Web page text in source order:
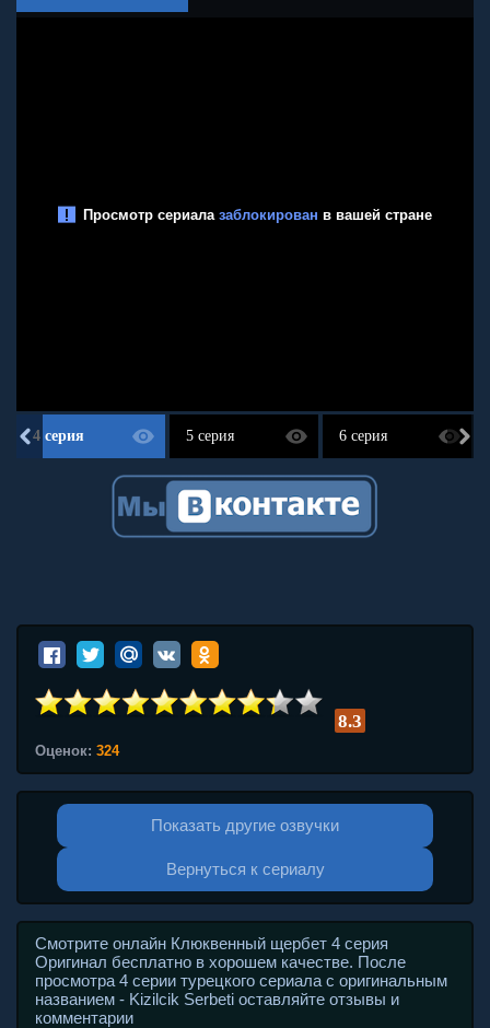
4 серия 5 серия 6 серия
8.3
Оценок: 324
Показать другие озвучки
Вернуться к сериалу
Смотрите онлайн Клюквенный щербет 4 серия
Оригинал бесплатно в хорошем качестве. После
просмотра 4 серии турецкого сериала с оригинальным
названием - Kizilcik Serbeti оставляйте отзывы и
комментарии